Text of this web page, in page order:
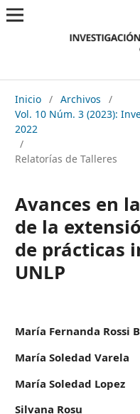
Inicio / Archivos
/
Vol. 10 Núm. 3 (2023):
2022
/
Relatorías de Talleres
Avances en
de la
de prácticas
UNLP
María Fernanda Rossi
María Soledad Varela
María Soledad Lopez
Silvana Rosu